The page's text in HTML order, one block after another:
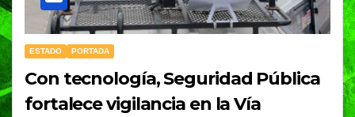
ESTADO PORTADA
Con tecnología, Seguridad Pública
fortalece vigilancia en la Vía